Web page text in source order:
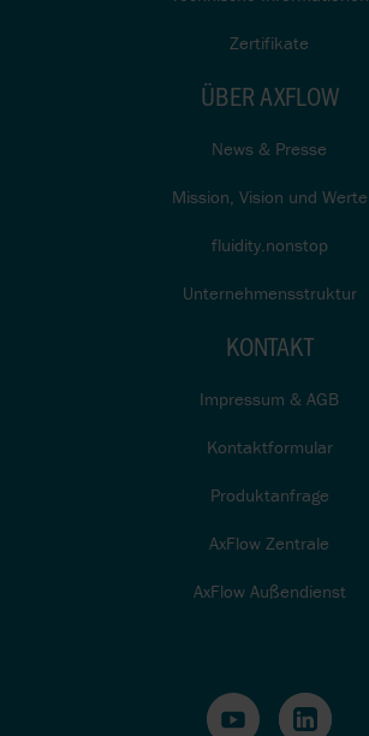
Zertifikate
ÜBER AXFLOW
News & Presse
Mission, Vision und Werte
fluidity.nonstop
Unternehmensstruktur
KONTAKT
Impressum & AGB
Kontaktformular
Produktanfrage
AxFlow Zentrale
AxFlow Außendienst